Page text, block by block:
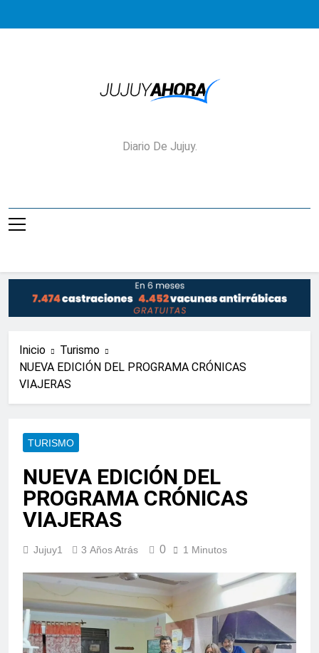
Jujuy Ahora!
Diario De Jujuy.
Inicio
Turismo
NUEVA EDICIÓN DEL PROGRAMA CRÓNICAS
VIAJERAS
TURISMO
NUEVA EDICIÓN DEL
PROGRAMA CRÓNICAS
VIAJERAS
Jujuy1 3 Años Atrás 0 1 Minutos